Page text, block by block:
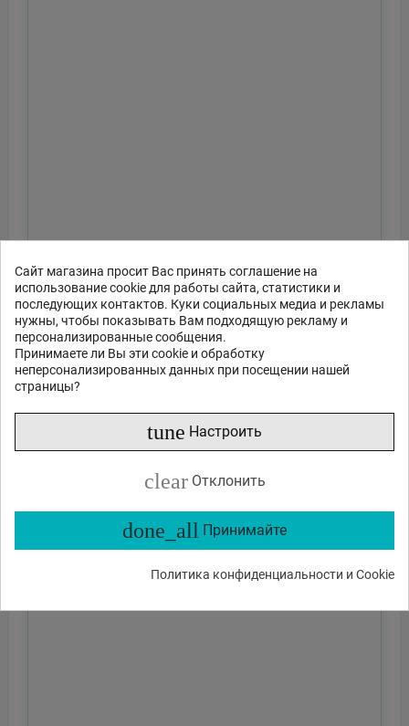
Сайт магазина просит Вас принять соглашение на
использование cookie для работы сайта, статистики и
последующих контактов. Куки социальных медиа и рекламы
нужны, чтобы показывать Вам подходящую рекламу и
персонализированные сообщения.
Принимаете ли Вы эти cookie и обработку
неперсонализированных данных при посещении нашей
страницы?
tune Настроить
clear Отклонить
done_all Принимайте
Политика конфиденциальности и Cookie